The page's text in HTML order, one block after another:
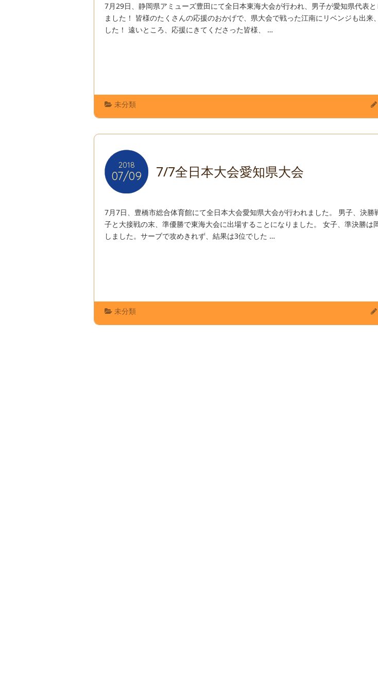
7月29日、静岡県アミューズ豊田にて全日本東海大会が行われ、男子が愛知県代表と
ました！ 皆様のたくさんの応援のおかげで、県大会で戦った江南にリベンジも出来
した！ 遠いところ、応援にきてくださった皆様、 …
未分類
2018
07/09
2018
07/09 7/7全日本大会愛知県大会
7月7日、豊橋市総合体育館にて全日本大会愛知県大会が行われました。 男子、決勝
子と大接戦の末、準優勝で東海大会に出場することになりました。 女子、準決勝は
しました。サーブで攻めきれず、結果は3位でした …
未分類